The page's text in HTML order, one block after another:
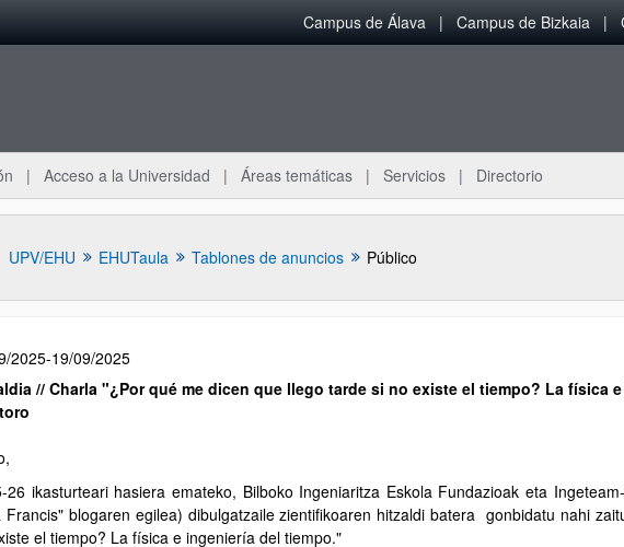
Campus de Álava Campus de Bizkaia
Acceso a la Universidad Áreas temáticas Servicios Directorio
UPV/EHU EHUTaula Tablones de anuncios Público
2025-19/09/2025
// Charla "¿Por qué me dicen que llego tarde si no existe el tiempo? La física
26 ikasturteari hasiera emateko, Bilboko Ingeniaritza Eskola Fundazioak eta
Francis" blogaren egilea) dibulgatzaile zientifikoaren hitzaldi batera gonbidatu nahi
el tiempo? La física e ingeniería del tiempo."